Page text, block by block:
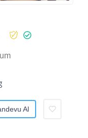
Al